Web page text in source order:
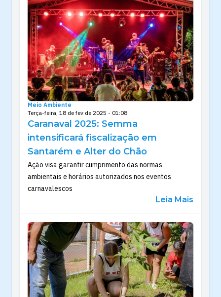
Meio Ambiente
Terça-feira, 18 de fev de 2025 - 01:08
Caranaval 2025: Semma
intensificará fiscalização em
Santarém e Alter do Chão
Ação visa garantir cumprimento das normas
ambientais e horários autorizados nos eventos
carnavalescos
Leia Mais